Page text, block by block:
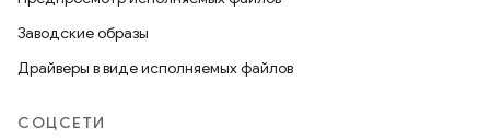
Заводские образы
Драйверы в виде исполняемых файлов
СОЦСЕТИ